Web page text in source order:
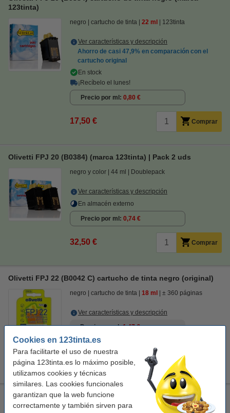
Cookies en 123tinta.es
Para facilitarte el uso de nuestra
página 123tinta.es lo máximo posible,
utilizamos cookies y técnicas
similares. Las cookies funcionales
garantizan que la web funcione
correctamente y también sirven para
123tinta)
negro cartucho de tinta 22 ml 123tinta
Ver características y descripción
Ahorro de casi 47,9% en comparación con el
cartucho original
En stock
¡Recíbelo el lunes!
Precio por ml 0,80 €
17,50 € Comprar
Olivetti FPJ 20 (B0384) (marca 123tinta) | Pack 2 uds
negro y color 44 ml Doublepack
Ver características y descripción
En almacén externo
Precio por ml 0,74 €
32,50 € Comprar
Olivetti FPJ 22 (B0042 C) cartucho de tinta negro (original)
negro cartucho de tinta 18 ml ± 360 páginas
Ver características y descripción
Precio por ml 1,47 €
Producto descatalogado.
Olivetti FPJ 26 (84436 G) cabezal de impresion color
(original)